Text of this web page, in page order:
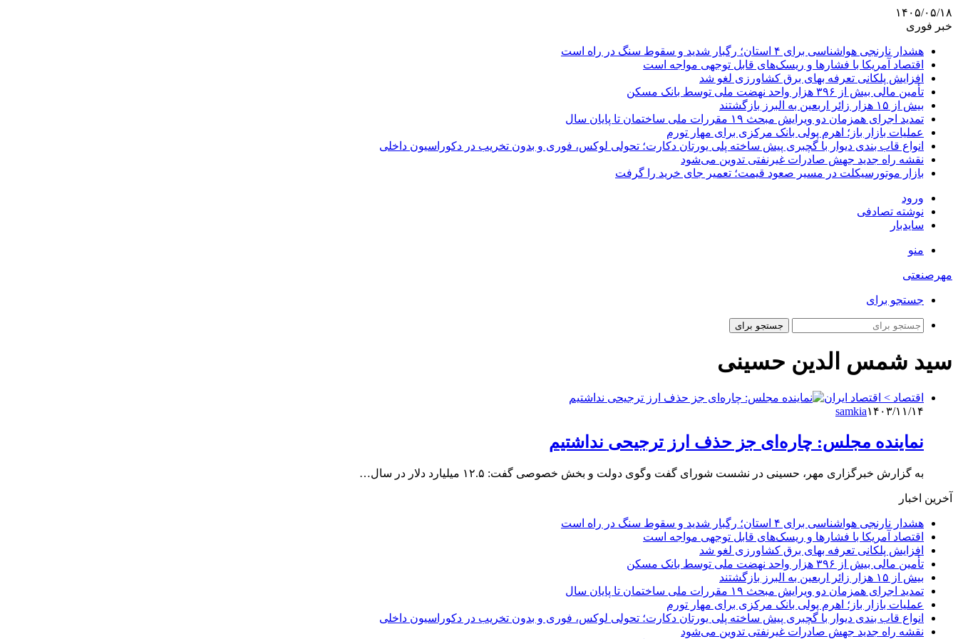
۱۴۰۵/۰۵/۱۸
خبر فوری
هشدار نارنجی هواشناسی برای ۴ استان؛ رگبار شدید و سقوط سنگ در راه است
اقتصاد آمریکا با فشارها و ریسک‌های قابل توجهی مواجه است
افزایش پلکانی تعرفه بهای برق کشاورزی لغو شد
تأمین مالی بیش از ۳۹۶ هزار واحد نهضت ملی توسط بانک مسکن
بیش از ۱۵ هزار زائر اربعین به البرز بازگشتند
تمدید اجرای همزمان دو ویرایش مبحث ۱۹ مقررات ملی ساختمان تا پایان سال
عملیات بازار باز؛ اهرم پولی بانک مرکزی برای مهار تورم
انواع قاب بندی دیوار با گچبری پیش ساخته پلی یورتان دکارت؛ تحولی لوکس، فوری و بدون تخریب در دکوراسیون داخلی
نقشه راه جدید جهش صادرات غیرنفتی تدوین می‌شود
بازار موتورسیکلت در مسیر صعود قیمت؛ تعمیر جای خرید را گرفت
ورود
نوشته تصادفی
سایدبار
منو
مهرصنعتی
جستجو برای
جستجو برای
سید شمس الدین حسینی
اقتصاد > اقتصاد ایران
samkia۱۴۰۳/۱۱/۱۴
نماینده مجلس: چاره‌ای جز حذف ارز ترجیحی نداشتیم
به گزارش خبرگزاری مهر، حسینی در نشست شورای گفت‌ وگوی دولت و بخش خصوصی گفت: ۱۲.۵ میلیارد دلار در سال…
آخرین اخبار
هشدار نارنجی هواشناسی برای ۴ استان؛ رگبار شدید و سقوط سنگ در راه است
اقتصاد آمریکا با فشارها و ریسک‌های قابل توجهی مواجه است
افزایش پلکانی تعرفه بهای برق کشاورزی لغو شد
تأمین مالی بیش از ۳۹۶ هزار واحد نهضت ملی توسط بانک مسکن
بیش از ۱۵ هزار زائر اربعین به البرز بازگشتند
تمدید اجرای همزمان دو ویرایش مبحث ۱۹ مقررات ملی ساختمان تا پایان سال
عملیات بازار باز؛ اهرم پولی بانک مرکزی برای مهار تورم
انواع قاب بندی دیوار با گچبری پیش ساخته پلی یورتان دکارت؛ تحولی لوکس، فوری و بدون تخریب در دکوراسیون داخلی
نقشه راه جدید جهش صادرات غیرنفتی تدوین می‌شود